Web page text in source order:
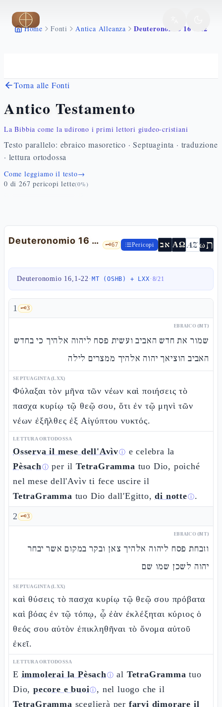
Vai al contenuto principale
Home Fonti Antica Alleanza Deuteronomio 16 1 22
Torna alle Fonti
Antico Testamento
La Bibbia come la udirono i primi lettori giudeo-cristiani
Testo parallelo: ebraico masoretico · Septuaginta · traduzione
· lettura ortodossa
Come leggiamo il testo→
0 di 267 pericopi lette(0%)
Deuteronomio 16 — Le tre feste di pellegrinaggio e «giustizia giustizia perseguirai» 🗝️67 Pericopi אב ΑΩ AZωת
Deuteronomio 16,1-22· MT (OSHB) + LXX· 8/21
1 🗝️3
EBRAICO (MT)
שמור את חדש האביב ועשית פסח ליהוה אלהיך כי בחדש
האביב הוציאך יהוה אלהיך ממצרים לילה
SEPTUAGINTA (LXX)
Φύλαξαι τὸν μῆνα τῶν νέων καὶ ποιήσεις τὸ
πασχα κυρίῳ τῷ θεῷ σου, ὅτι ἐν τῷ μηνὶ τῶν
νέων ἐξῆλθες ἐξ Αἰγύπτου νυκτός.
LETTURA ORTODOSSA
Osserva il mese dell'Avìvⓘ e celebra la
Pèsachⓘ per ilTetraGramma tuo Dio, poiché
nel mese dell'Avìv ti fece uscire il
TetraGramma tuo Dio dall'Egitto,di notteⓘ.
2 🗝️3
EBRAICO (MT)
וזבחת פסח ליהוה אלהיך צאן ובקר במקום אשר יבחר
יהוה לשכן שמו שם
SEPTUAGINTA (LXX)
καὶ θύσεις τὸ πασχα κυρίῳ τῷ θεῷ σου πρόβατα
καὶ βόας ἐν τῷ τόπῳ, ᾧ ἐὰν ἐκλέξηται κύριος ὁ
θεός σου αὐτὸν ἐπικληθῆναι τὸ ὄνομα αὐτοῦ
ἐκεῖ.
LETTURA ORTODOSSA
E immolerai la Pèsachⓘ al TetraGramma tuo
Dio, pecore e buoiⓘ, nel luogo che il
TetraGramma sceglierà per farvi dimorare il